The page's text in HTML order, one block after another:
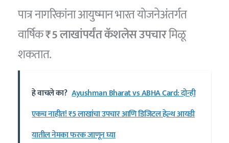
पात्र नागरिकांना आयुष्मान भारत योजनेअंतर्गत
वार्षिक₹5 लाखांपर्यंत कॅशलेस उपचारमिळू
शकतात.
हे वाचले का? Ayushman Bharat vs ABHA Card: दोन्ही
एकच नाहीत! ₹5 लाखांचा उपचार आणि डिजिटल हेल्थ आयडी
यातील नेमका फरक जाणून घ्या